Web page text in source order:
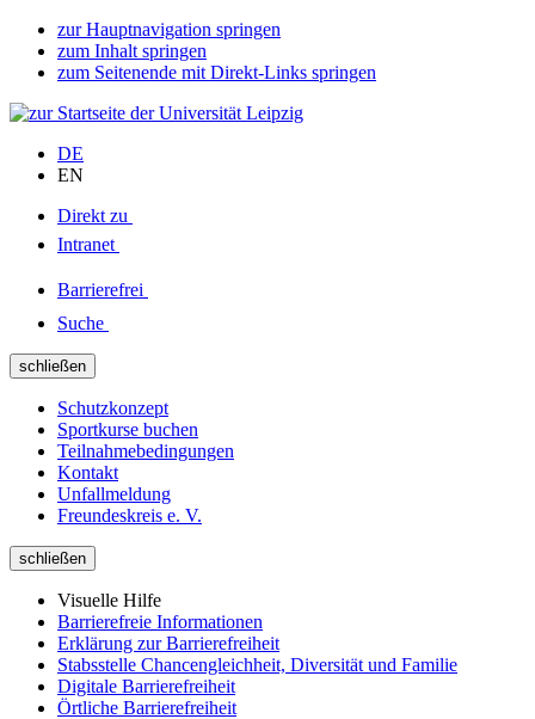
zur Hauptnavigation springen
zum Inhalt springen
zum Seitenende mit Direkt-Links springen
DE
EN
Direkt zu
Intranet
Barrierefrei
Suche
schließen
Schutzkonzept
Sportkurse buchen
Teilnahmebedingungen
Kontakt
Unfallmeldung
Freundeskreis e. V.
schließen
Visuelle Hilfe
Barrierefreie Informationen
Erklärung zur Barrierefreiheit
Stabsstelle Chancengleichheit, Diversität und Familie
Digitale Barrierefreiheit
Örtliche Barrierefreiheit